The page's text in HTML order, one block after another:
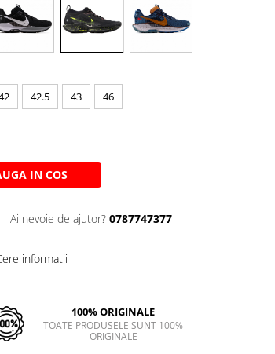
42.5 43 46
IN COS
Ai nevoie de ajutor? 0787747377
informatii
100% ORIGINALE
TOATE PRODUSELE SUNT 100%
ORIGINALE